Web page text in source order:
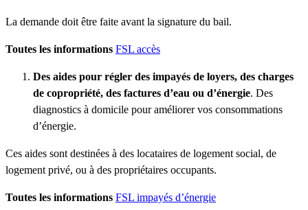
La demande doit être faite avant la signature du bail.
Toutes les informations FSL accès
Des aides pour régler des impayés de loyers, des charges
de copropriété, des factures d’eau ou d’énergie. Des
diagnostics à domicile pour améliorer vos consommations
d’énergie.
Ces aides sont destinées à des locataires de logement social, de
logement privé, ou à des propriétaires occupants.
Toutes les informations FSL impayés d’énergie